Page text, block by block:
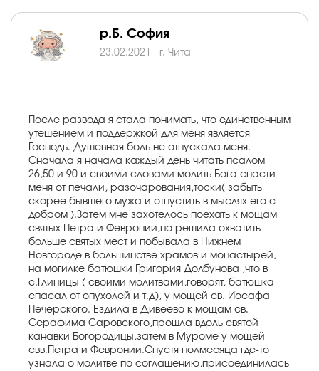
р.Б. София
23.02.2021 г. Чита
После развода я стала понимать, что единственным
утешением и поддержкой для меня является
Господь. Душевная боль не отпускала меня.
Сначала я начала каждый день читать псалом
26,50 и 90 и своими словами молить Бога спасти
меня от печали, разочарования,тоски( забыть
скорее бывшего мужа и отпустить в мыслях его с
добром ).Затем мне захотелось поехать к мощам
святых Петра и Февронии,но решила охватить
больше святых мест и побывала в Нижнем
Новгороде в большинстве храмов и монастырей,
на могилке батюшки Григория Долбунова ,что в
с.Глиницы ( своими молитвами,говорят, батюшка
спасал от опухолей и т.д), у мощей св. Иосафа
Печерского. Ездила в Дивеево к мощам св.
Серафима Саровского,прошла вдоль святой
канавки Богородицы,затем в Муроме у мощей
свв.Петра и Февронии.Спустя полмесяца где-то
узнала о молитве по соглашению,присоединилась